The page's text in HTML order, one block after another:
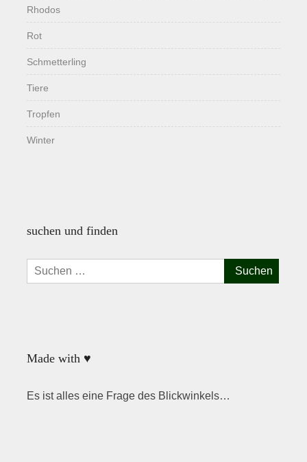
Rhodos
Rot
Schmetterling
Tiere
Tropfen
Winter
suchen und finden
Suchen
nach:
Made with ♥
Es ist alles eine Frage des Blickwinkels…